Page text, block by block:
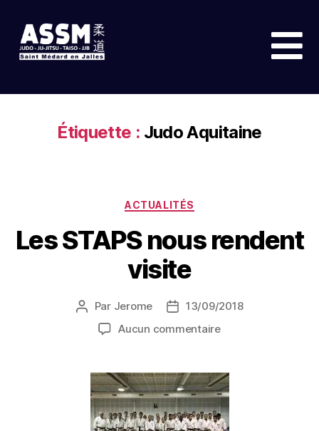
Étiquette : Judo Aquitaine
ACTUALITÉS
Les STAPS nous rendent
visite
Par Jerome
13/09/2018
Aucun commentaire